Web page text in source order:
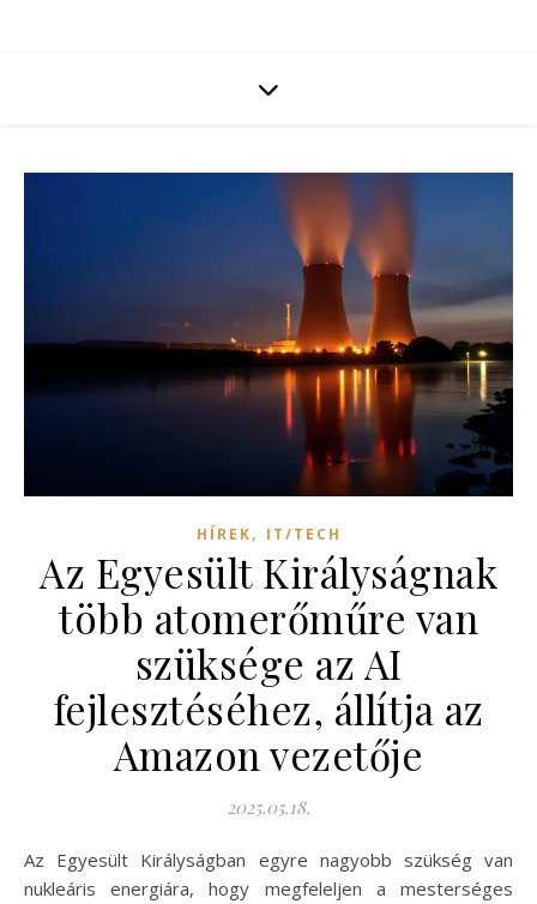
HÍREK, IT/TECH
Az Egyesült Királyságnak
több atomerőműre van
szüksége az AI
fejlesztéséhez, állítja az
Amazon vezetője
2025.05.18.
Az Egyesült Királyságban egyre nagyobb szükség van
nukleáris energiára, hogy megfeleljen a mesterséges